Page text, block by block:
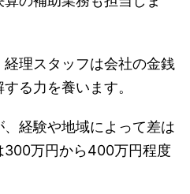
理スタッフは会社の金銭
る力を養います。
経験や地域によって差は
300万円から400万円程度